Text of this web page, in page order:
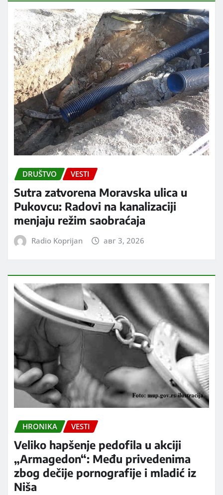
DRUŠTVO VESTI
Sutra zatvorena Moravska ulica u
Pukovcu: Radovi na kanalizaciji
menjaju režim saobraćaja
Radio Koprijan авг 3, 2026
HRONIKA VESTI
Veliko hapšenje pedofila u akciji
„Armagedon“: Među privedenima
zbog dečije pornografije i mladić iz
Niša